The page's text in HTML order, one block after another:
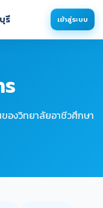
รี เข้าสู่ระบบ
องวิทยาลัยอาชีวศึกษา